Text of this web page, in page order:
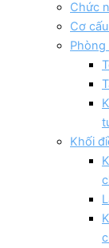
Chức
Cơ
Khối